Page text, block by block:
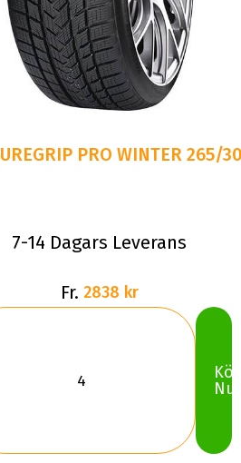
PRO WINTER 265/
7-14 Dagars Leverans
Fr. 2838 kr
Nu